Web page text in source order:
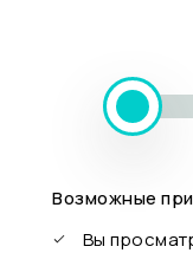
Возможные
Вы